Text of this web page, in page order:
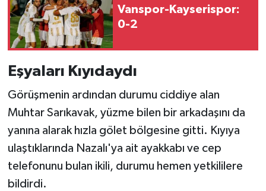
Vanspor-Kayserispor:
0-2
Eşyaları Kıyıdaydı
Görüşmenin ardından durumu ciddiye alan
Muhtar Sarıkavak, yüzme bilen bir arkadaşını da
yanına alarak hızla gölet bölgesine gitti. Kıyıya
ulaştıklarında Nazalı'ya ait ayakkabı ve cep
telefonunu bulan ikili, durumu hemen yetkililere
bildirdi.